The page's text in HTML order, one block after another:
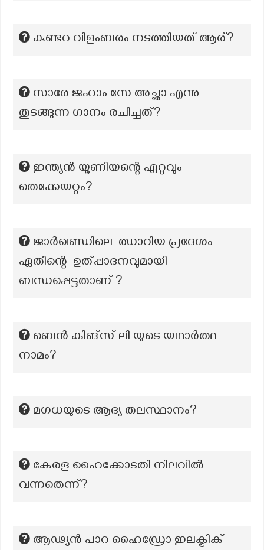
കുണ്ടറ വിളംബരം നടത്തിയത് ആര്?
സാരേ ജഹാം സേ അച്ഛാ എന്നു
തുടങ്ങുന്ന ഗാനം രചിച്ചത്?
ഇന്ത്യൻ യൂണിയന്റെ ഏറ്റവും
തെക്കേയറ്റം?
ജാർഖണ്ഡിലെ ഝാറിയ പ്രദേശം
ഏതിന്റെ ഉത്പ്പാദനവുമായി
ബന്ധപ്പെട്ടതാണ് ?
ബെൻ കിങ്സ് ലി യുടെ യഥാർത്ഥ
നാമം?
മഗധയുടെ ആദ്യ തലസ്ഥാനം?
കേരള ഹൈക്കോടതി നിലവിൽ
വന്നതെന്ന്?
ആഢ്യൻ പാറ ഹൈഡ്രോ ഇലക്ട്രിക്